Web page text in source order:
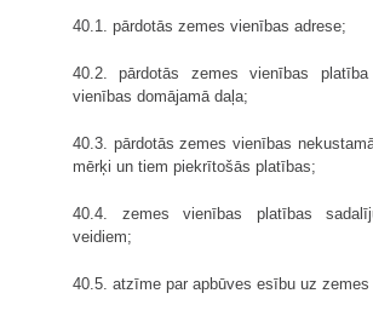
40.1. pārdotās zemes vienības adrese;
40.2. pārdotās zemes vienības
vienības domājamā daļa;
40.3. pārdotās zemes vienības
mērķi un tiem piekrītošās platības;
40.4. zemes vienības platības
veidiem;
40.5. atzīme par apbūves esību uz